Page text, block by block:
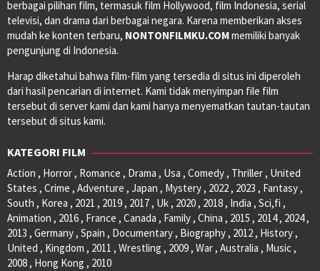
berbagai pilihan film, termasuk film Hollywood, film Indonesia, serial
televisi, dan drama dari berbagai negara. Karena memberikan akses
mudah ke konten terbaru, NONTONFILMKU.COMmemiliki banyak
pengunjung di Indonesia.
Harap diketahui bahwa film-film yang tersedia di situs ini diperoleh
dari hasil pencarian di internet. Kami tidak menyimpan file film
tersebut di server kami dan kami hanya menyematkan tautan-tautan
tersebut di situs kami.
KATEGORI FILM
Action , Horror , Romance , Drama , Usa , Comedy , Thriller , United
States , Crime , Adventure , Japan , Mystery , 2022 , 2023 , Fantasy ,
South , Korea , 2021 , 2019 , 2017 , Uk , 2020 , 2018 , India , Sci,fi ,
Animation , 2016 , France , Canada , Family , China , 2015 , 2014 , 2024 ,
2013 , Germany , Spain , Documentary , Biography , 2012 , History ,
United , Kingdom , 2011 , Wrestling , 2009 , War , Australia , Music ,
2008 , Hong Kong , 2010